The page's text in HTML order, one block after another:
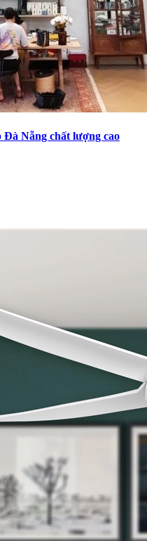
Đà Nẵng chất lượng cao